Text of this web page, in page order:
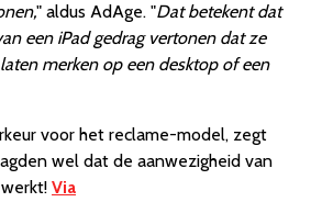
" aldus AdAge. "Dat betekent dat
een iPad gedrag vertonen dat ze
merken op een desktop of een
voor het reclame-model, zegt
wel dat de aanwezigheid van
Via